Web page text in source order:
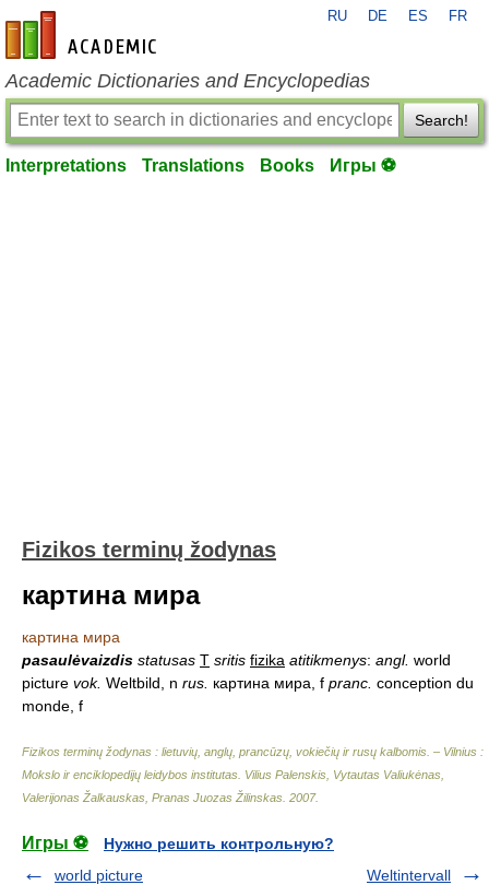
en-academic.com
RU DE ES FR
Academic Dictionaries and Encyclopedias
Search!
Interpretations Translations Books Игры ⚽
Fizikos terminų žodynas
картина мира
картина мира
pasaulėvaizdis statusas T sritis fizika atitikmenys: angl. world
picture vok. Weltbild, n rus. картина мира, f pranc. conception du
monde, f
Fizikos terminų žodynas : lietuvių, anglų, prancūzų, vokiečių ir rusų kalbomis. – Vilnius :
Mokslo ir enciklopedijų leidybos institutas Vilius Palenskis, Vytautas Valiukėnas,
Valerijonas Žalkauskas, Pranas Juozas Žilinskas 2007.
Игры ⚽
Нужно решить контрольную?
world picture
Weltintervall